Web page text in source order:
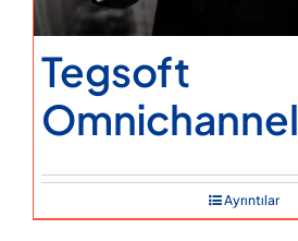
Tegsoft
Omnichannel
Ayrıntılar